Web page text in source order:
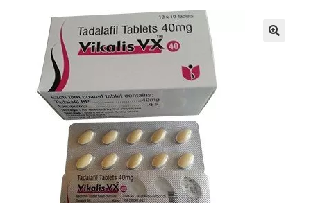
Organiser une fête
Solution bon marché
Súper amantes
Voyage romantique.
Faire la fête